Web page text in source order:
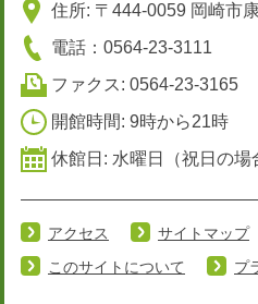
住所: 〒444-0059 岡崎市
電話：0564-23-3111
ファクス: 0564-23-3165
開館時間: 9時から21時
休館日: 水曜日（祝日の場
アクセス サイトマップ
このサイトについて
プ